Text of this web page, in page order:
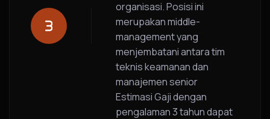
organisasi. Posisi ini
merupakan middle-
management yang
menjembatani antara tim
teknis keamanan dan
manajemen senior
Estimasi Gaji dengan
pengalaman 3 tahun dapat